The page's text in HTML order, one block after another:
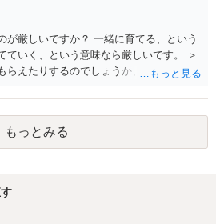
が厳しいですか？ 一緒に育てる、という
ていく、という意味なら厳しいです。 ＞
らえたりするのでしょうか、 相手が認知
前提に、父親として子を養う義務があり
ます。 ただ、極端な話相手に収入がなか
ると、実際上の回収が難しい可能性はあ
もっとみる